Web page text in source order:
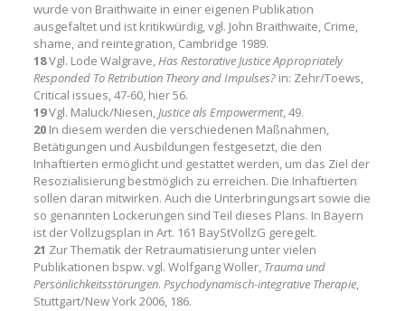
wurde von Braithwaite in einer eigenen Publikation
ausgefaltet und ist kritikwürdig, vgl. John Braithwaite, Crime,
shame, and reintegration, Cambridge 1989.
18Vgl. Lode Walgrave,Has Restorative Justice Appropriately
Responded To Retribution Theory and Impulses?in: Zehr/Toews,
Critical issues, 47-60, hier 56.
19Vgl. Maluck/Niesen,Justice als Empowerment, 49.
20In diesem werden die verschiedenen Maßnahmen,
Betätigungen und Ausbildungen festgesetzt, die den
Inhaftierten ermöglicht und gestattet werden, um das Ziel der
Resozialisierung bestmöglich zu erreichen. Die Inhaftierten
sollen daran mitwirken. Auch die Unterbringungsart sowie die
so genannten Lockerungen sind Teil dieses Plans. In Bayern
ist der Vollzugsplan in Art. 161 BayStVollzG geregelt.
21 Zur Thematik der Retraumatisierung unter vielen
Publikationen bspw. vgl. Wolfgang Woller, Trauma und
Persönlichkeitsstörungen. Psychodynamisch-integrative Therapie,
Stuttgart/New York 2006, 186.